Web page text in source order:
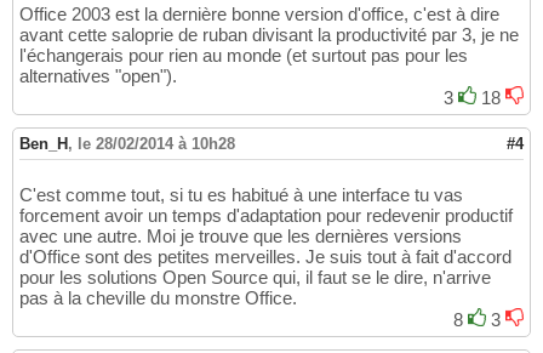
Office 2003 est la dernière bonne version d'office, c'est à dire
avant cette saloprie de ruban divisant la productivité par 3, je ne
l'échangerais pour rien au monde (et surtout pas pour les
alternatives "open").
3
18
Ben_H , le 28/02/2014 à 10h28 #4
C'est comme tout, si tu es habitué à une interface tu vas
forcement avoir un temps d'adaptation pour redevenir productif
avec une autre. Moi je trouve que les dernières versions
d'Office sont des petites merveilles. Je suis tout à fait d'accord
pour les solutions Open Source qui, il faut se le dire, n'arrive
pas à la cheville du monstre Office.
8
3